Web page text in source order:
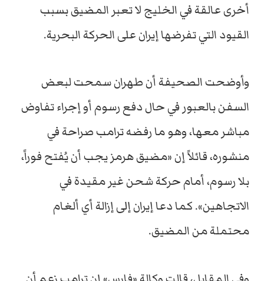
أخرى عالقة في الخليج لا تعبر المضيق بسبب
القيود التي تفرضها إيران على الحركة البحرية.
وأوضحت الصحيفة أن طهران سمحت لبعض
السفن بالعبور في حال دفع رسوم أو إجراء تفاوض
مباشر معها، وهو ما رفضه ترامب صراحة في
منشوره، قائلاً إن «مضيق هرمز يجب أن يُفتح فوراً،
بلا رسوم، أمام حركة شحن غير مقيدة في
الاتجاهين». كما دعا إيران إلى إزالة أي ألغام
محتملة من المضيق.